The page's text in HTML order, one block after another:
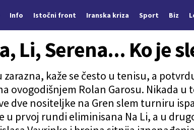
Info Istočni front Iranska kriza Sport Biz
Li, Serena... Ko je
zarazna, kaže se često u tenisu, a
ovogodišnjem Rolan Garosu. Nikada u
dve nositeljke na Gren slem turniru
u prvoj rundi eliminisana Na Li, a u